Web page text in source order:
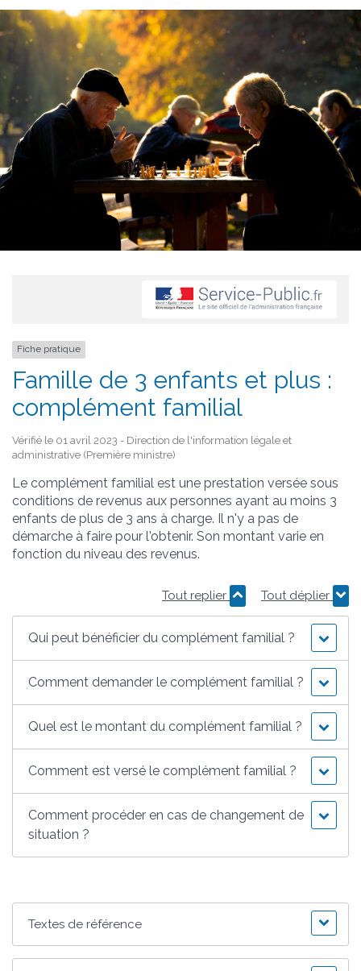
Fiche pratique
Famille de 3 enfants et plus :
complément familial
Vérifié le 01 avril 2023 - Direction de l'information légale et
administrative (Première ministre)
Le complément familial est une prestation versée sous
conditions de revenus aux personnes ayant au moins 3
enfants de plus de 3 ans à charge. Il n'y a pas de
démarche à faire pour l'obtenir. Son montant varie en
fonction du niveau des revenus.
Tout replier Tout déplier
Qui peut bénéficier du complément familial ?
Comment demander le complément familial ?
Quel est le montant du complément familial ?
Comment est versé le complément familial ?
Comment procéder en cas de changement de
situation ?
Textes de référence